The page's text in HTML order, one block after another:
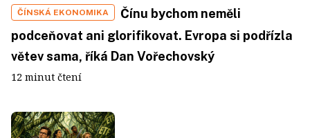
ČÍNSKÁ EKONOMIKA
Čínu bychom neměli
podceňovat ani glorifikovat. Evropa si podřízla
větev sama, říká Dan Vořechovský
12 minut čtení